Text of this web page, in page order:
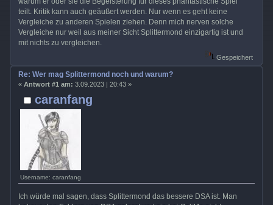
teilt. Kritik kann auch geäußert werden. Nur wenn es geht keine
Vergleiche zu anderen Spielen ziehen. Denn mich nerven solche
Vergleiche nur weil aus meiner Sicht Splittermond einzigartig ist und
mit nichts zu vergleichen.
Gespeichert
caranfang
Username: caranfang
Re: Wer mag Splittermond noch und warum?
« Antwort #1 am: 3.09.2023 | 20:43 »
Ich würde mal sagen, dass Splittermond das bessere DSA ist. Man